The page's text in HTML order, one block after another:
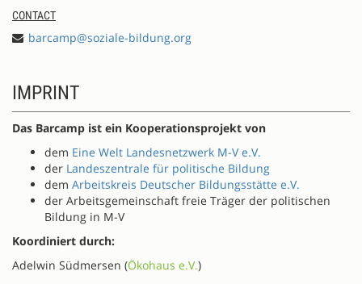
CONTACT
barcamp@soziale-bildung.org
IMPRINT
Das Barcamp ist ein Kooperationsprojekt von
dem Eine Welt Landesnetzwerk M-V e.V.
der Landeszentrale für politische Bildung
dem Arbeitskreis Deutscher Bildungsstätte e.V.
der Arbeitsgemeinschaft freie Träger der politischen
Bildung in M-V
Koordiniert durch:
Adelwin Südmersen (Ökohaus e.V.)